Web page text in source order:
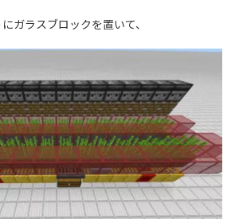
ガラスブロックを置いて、